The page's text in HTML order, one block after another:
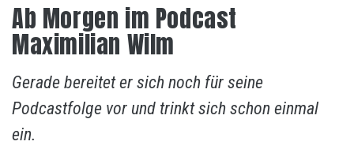
Ab Morgen im Podcast
Maximilian Wilm
Gerade bereitet er sich noch für seine
Podcastfolge vor und trinkt sich schon einmal
ein.